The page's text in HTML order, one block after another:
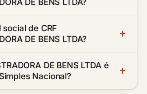
DE BENS LTDA?
de CRF
DE BENS LTDA?
DE BENS LTDA é
Nacional?